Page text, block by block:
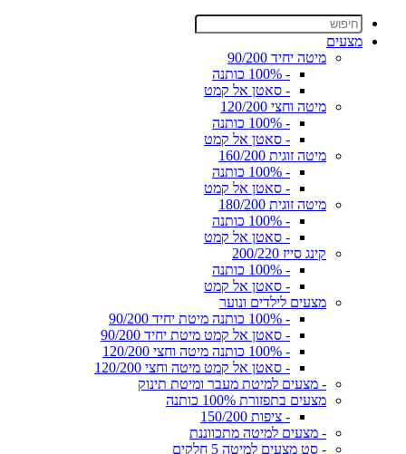
מצעים
מיטה יחיד 90/200
- 100% כותנה
- סאטן אל קמט
מיטה וחצי 120/200
- 100% כותנה
- סאטן אל קמט
מיטה זוגית 160/200
- 100% כותנה
- סאטן אל קמט
מיטה זוגית 180/200
- 100% כותנה
- סאטן אל קמט
קינג סייז 200/220
- 100% כותנה
- סאטן אל קמט
מצעים לילדים ונוער
- 100% כותנה מיטת יחיד 90/200
- סאטן אל קמט מיטת יחיד 90/200
- 100% כותנה מיטה וחצי 120/200
- סאטן אל קמט מיטה וחצי 120/200
- מצעים למיטת מעבר ומיטת תינוק
מצעים בתפזורת 100% כותנה
- ציפות 150/200
- מצעים למיטה מתכווננת
- סט מצעים למיטה 5 חלקים